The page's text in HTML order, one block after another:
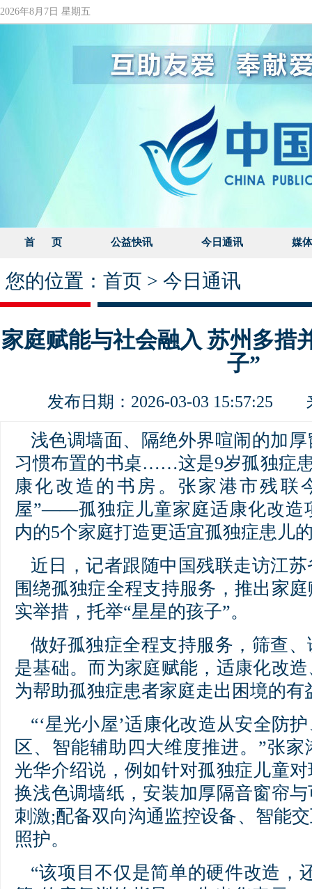
2026年8月7日 星期五
首 页 公益快讯 今日通讯 媒
您的位置： 首页 > 今日通讯
家庭赋能与社会融入 苏州多措
子”
发布日期：2026-03-03 15:57:25
浅色调墙面、隔绝外界喧闹的加
习惯布置的书桌……这是9岁孤独症
康化改造的书房。张家港市残联
屋”——孤独症儿童家庭适康化改造
内的5个家庭打造更适宜孤独症患儿
近日，记者跟随中国残联走访江
围绕孤独症全程支持服务，推出家
实举措，托举“星星的孩子”。
做好孤独症全程支持服务，筛查
是基础。而为家庭赋能，适康化改
为帮助孤独症患者家庭走出困境的有
“‘星光小屋’适康化改造从安全防
区、智能辅助四大维度推进。”张
光华介绍说，例如针对孤独症儿童
换浅色调墙纸，安装加厚隔音窗帘
刺激;配备双向沟通监控设备、智能
照护。
“该项目不仅是简单的硬件改造，